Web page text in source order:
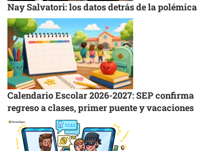
Nay Salvatori: los datos detrás de la polémica
Calendario Escolar 2026-2027: SEP confirma
regreso a clases, primer puente y vacaciones